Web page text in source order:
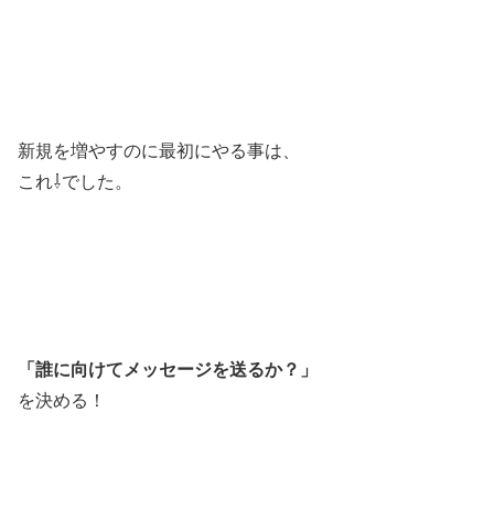
新規を増やすのに最初にやる事は、
これ⇩でした。
「誰に向けてメッセージを送るか？」
を決める！